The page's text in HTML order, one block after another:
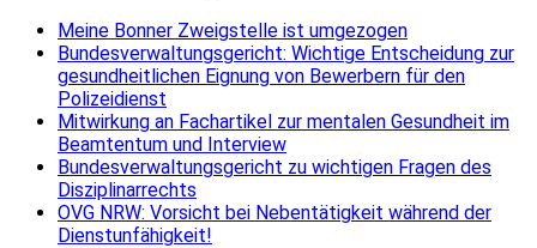
Meine Bonner Zweigstelle ist umgezogen
Bundesverwaltungsgericht: Wichtige Entscheidung zur
gesundheitlichen Eignung von Bewerbern für den
Polizeidienst
Mitwirkung an Fachartikel zur mentalen Gesundheit im
Beamtentum und Interview
Bundesverwaltungsgericht zu wichtigen Fragen des
Disziplinarrechts
OVG NRW: Vorsicht bei Nebentätigkeit während der
Dienstunfähigkeit!